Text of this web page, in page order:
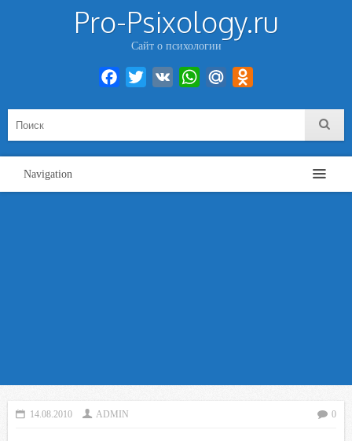
Pro-Psixology.ru
Сайт о психологии
Facebook
Twitter VK WhatsAppMail.Ru
Navigation
14.08.2010 ADMIN 0